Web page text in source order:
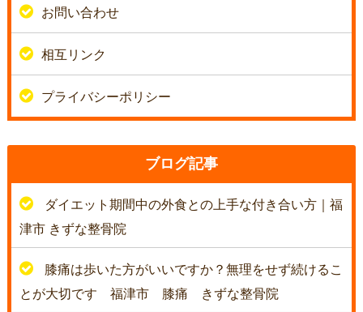
お問い合わせ
相互リンク
プライバシーポリシー
ブログ記事
ダイエット期間中の外食との上手な付き合い方｜福
津市 きずな整骨院
膝痛は歩いた方がいいですか？無理をせず続けるこ
とが大切です 福津市 膝痛 きずな整骨院